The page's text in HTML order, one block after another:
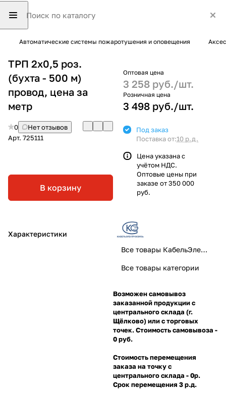
Автоматические системы пожаротушения и оповещения
ТРП 2х0,5 роз.
(бухта - 500 м)
провод, цена за
метр
0
Нет отзывов
Арт. 725111
В корзину
Характеристики
Оптовая цена
3 258 руб./шт.
Розничная цена
3 498 руб./шт.
Под заказ
Поставка от:10 р.д.
Цена указана с
учётом НДС.
Оптовые цены при
заказе от 350 000
руб.
Все товары КабельЭлектроСвязь
Все товары категории
Возможен самовывоз
заказанной продукции с
центрального склада (г.
Щёлково) или с торговых
точек. Стоимость самовывоза -
0 руб.
Стоимость перемещения
заказа на точку с
центрального склада - 0р.
Срок перемещения 3 р.д.